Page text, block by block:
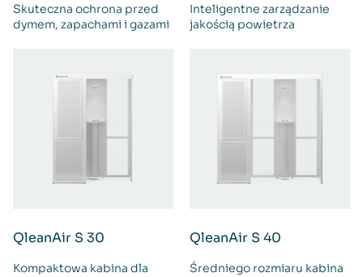
Skuteczna ochrona przed
dymem, zapachami i gazami
Inteligentne zarządzanie
jakością powietrza
QleanAir S 30
Kompaktowa kabina dla
QleanAir S 40
Średniego rozmiaru kabina